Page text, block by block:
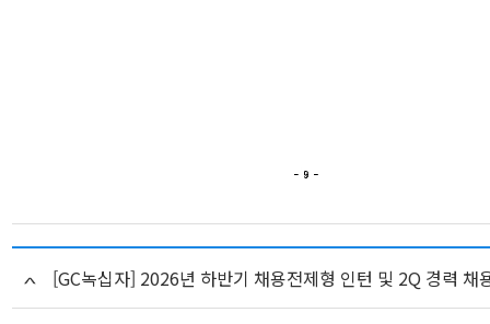
[GC녹십자] 2026년 하반기 채용전제형 인턴 및 2Q 경력 채